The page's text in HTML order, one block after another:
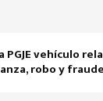
PGJE vehículo
robo y fraude